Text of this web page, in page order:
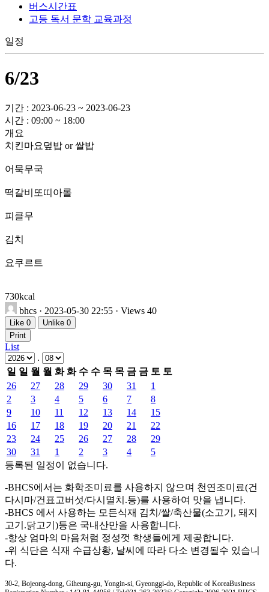
버스시간표
고등 독서 문학 교육과정
일정
6/23
기간 : 2023-06-23 ~ 2023-06-23
시간 : 09:00 ~ 18:00
개요
치킨마요덮밥 or 쌀밥
어묵무국
떡갈비또띠아롤
피클무
김치
요쿠르트
730kcal
bhcs · 2023-05-30 22:55 · Views 40
Like 0 Unlike 0
Print
List
.
일 일 월 월 화 화 수 수 목 목 금 금 토 토
26
27 28 29 30 31
1
2
3 4 5 6 7
8
9
10 11 12 13 14
15
16
17 18 19 20 21
22
23
24 25 26 27 28
29
30
31 1 2 3 4
5
등록된 일정이 없습니다.
-BHCS에서는 화학조미료를 사용하지 않으며 천연조미료(건
다시마/건표고버섯/다시멸치.등)를 사용하여 맛을 냅니다.
-BHCS 에서 사용하는 모든식재 김치/쌀/축산물(소고기, 돼지
고기.닭고기)등은 국내산만을 사용합니다.
-항상 엄마의 마음처럼 정성껏 학생들에게 제공합니다.
-위 식단은 식재 수급상황, 날씨에 따라 다소 변경될수 있습니
다.
30-2, Bojeong-dong, Giheung-gu, Yongin-si, Gyeonggi-do, Republic of KoreaBusiness